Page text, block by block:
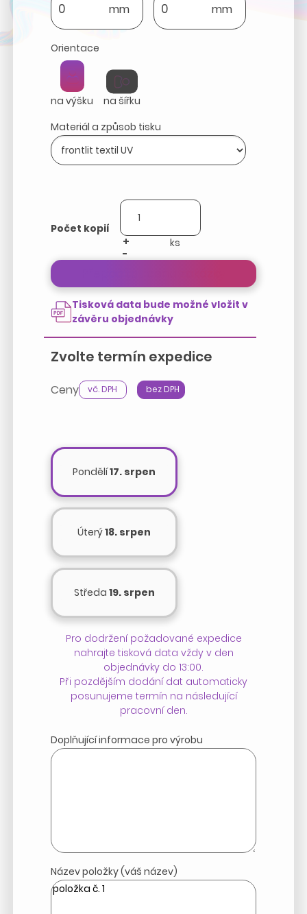
mm mm
Orientace
na výšku
na šířku
Materiál a způsob tisku
Počet kopií
+
-
Tisková data bude možné vložit v
závěru objednávky
Zvolte termín expedice
Ceny vč. DPH bez DPH
Pondělí17. srpen
Úterý18. srpen
Středa 19. srpen
Pro dodržení požadované expedice
nahrajte tisková data vždy v den
objednávky do 13:00.
Při pozdějším dodání dat automaticky
posunujeme termín na následující
pracovní den.
Název položky (váš název)
Doplňující informace pro výrobu